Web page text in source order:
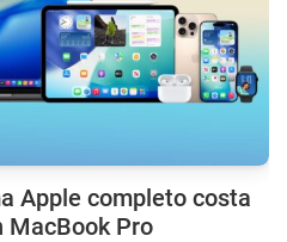
Apple completo costa
MacBook Pro